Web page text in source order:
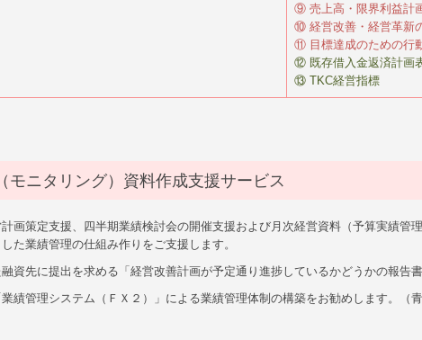
⑨ 売上高・限界利益計
⑩ 経営改善・経営革新
⑪ 目標達成のための行
⑫ 既存借入金返済計画
⑬ TKC経営指標
モニタリング）資料作成支援サービス
画策定支援、四半期業績検討会の開催支援および月次経営資料（予算実績管
た業績管理の仕組み作りをご支援します。
資先に提出を求める「経営改善計画が予定通り進捗しているかどうかの報告
績管理システム（ＦＸ２）」による業績管理体制の構築をお勧めします。（